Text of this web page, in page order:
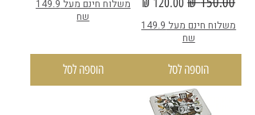
משלוח חינם מעל 149.9
שח
הוספה לסל
משלוח חינם מעל 149.9
שח
הוספה לסל